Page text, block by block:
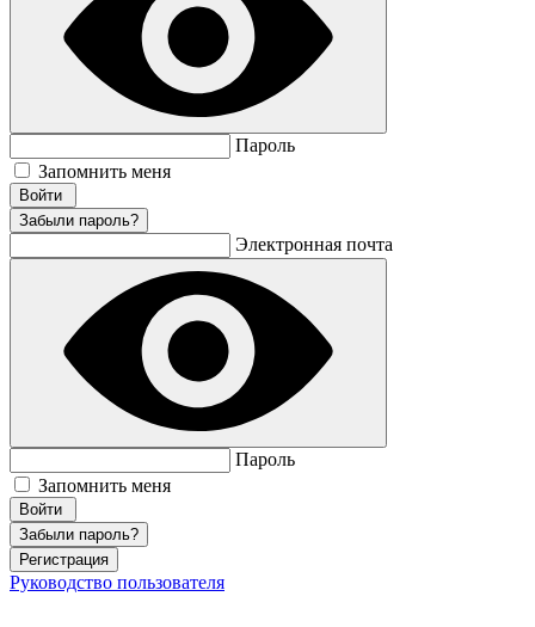
Пароль
Запомнить меня
Забыли пароль?
Электронная почта
Пароль
Запомнить меня
Забыли пароль?
Регистрация
Руководство пользователя